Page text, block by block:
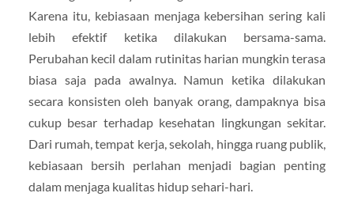
Karena itu, kebiasaan menjaga kebersihan sering kali
lebih efektif ketika dilakukan bersama-sama.
Perubahan kecil dalam rutinitas harian mungkin terasa
biasa saja pada awalnya. Namun ketika dilakukan
secara konsisten oleh banyak orang, dampaknya bisa
cukup besar terhadap kesehatan lingkungan sekitar.
Dari rumah, tempat kerja, sekolah, hingga ruang publik,
kebiasaan bersih perlahan menjadi bagian penting
dalam menjaga kualitas hidup sehari-hari.